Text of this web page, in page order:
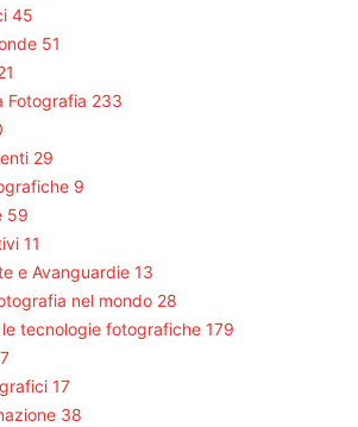
45
51
Fotografia 233
29
9
59
11
e Avanguardie 13
nel mondo 28
tecnologie fotografiche 179
7
17
38